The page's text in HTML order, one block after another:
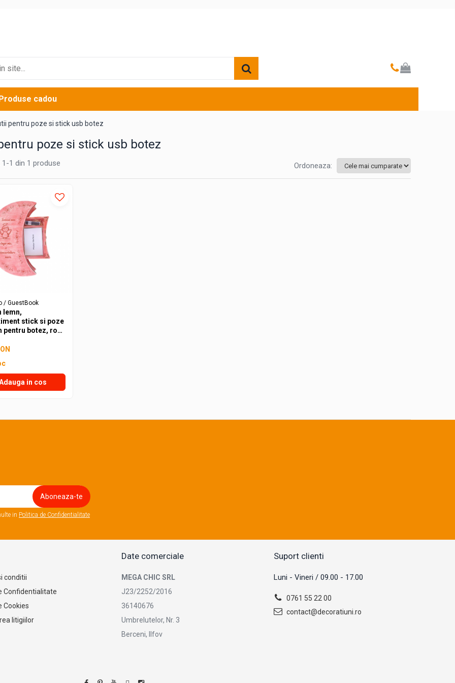
cadou
pentru poze si stick usb botez
poze si stick usb botez
1-1 din 1 produse Ordoneaza:
/ GuestBook
lemn,
stick si poze
pentru botez, roz
in cos
in Politica de Confidentialitate
conditii
Confidentialitate
Cookies
litigiilor
Date comerciale
MEGA CHIC SRL
J23/2252/2016
36140676
Umbrelutelor, Nr. 3
Berceni, Ilfov
Suport clienti
Luni - Vineri / 09.00 - 17.00
0761 55 22 00
contact@decoratiuni.ro